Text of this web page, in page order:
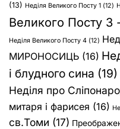
(13) Неділя Великого Посту 1 (12)
Великого Посту 3
Неділя Великого Посту 4 (12)
МИРОНОСИЦЬ (16)
і блудного сина (19)
Неділя про
митаря і фарисея (16)
св.Томи (17)